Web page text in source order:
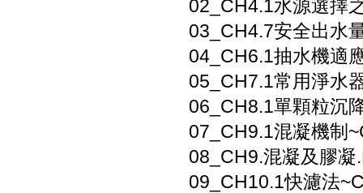
02_CH4.1水源選擇
03_CH4.7安全出水
04_CH6.1抽水機適
05_CH7.1常用淨水
06_CH8.1單顆粒沉
07_CH9.1混凝機制
08_CH9.混凝及膠
09_CH10.1快濾法